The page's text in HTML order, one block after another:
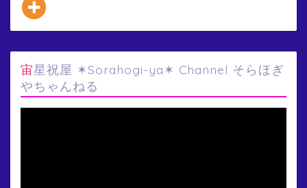
宙星祝屋 ✶Sorahogi-ya✶ Channel そらほぎ
やちゃんねる